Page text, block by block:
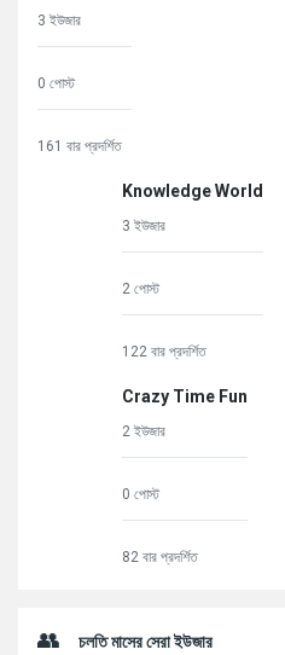
3 ইউজার
0 পোস্ট
161 বার প্রদর্শিত
Knowledge World
3 ইউজার
2 পোস্ট
122 বার প্রদর্শিত
Crazy Time Fun
2 ইউজার
0 পোস্ট
82 বার প্রদর্শিত
চলতি মাসের সেরা ইউজার